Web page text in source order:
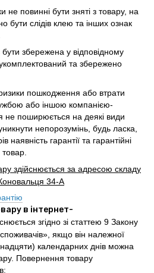
не повинні бути зняті з товару, на
бути слідів клею та інших ознак
збережена у відповідному
та збережено
пошкодження або втрати
або іншою компанією-
не поширюється на деякі види
непорозумінь, будь ласка,
гарантії та гарантійні
здійснюється за адресою складу
34-А
в інтернет-
згідно зі статтею 9 Закону
якщо він належної
календарних днів можна
Повернення товару